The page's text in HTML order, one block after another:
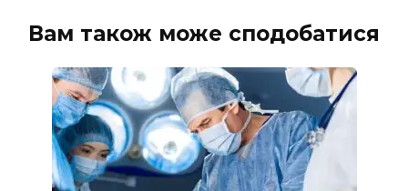
Вам також може сподобатися